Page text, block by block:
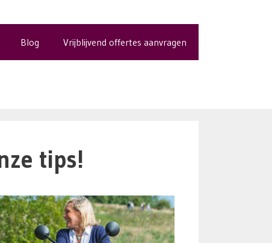
Blog Vrijblijvend offertes aanvragen
tips!